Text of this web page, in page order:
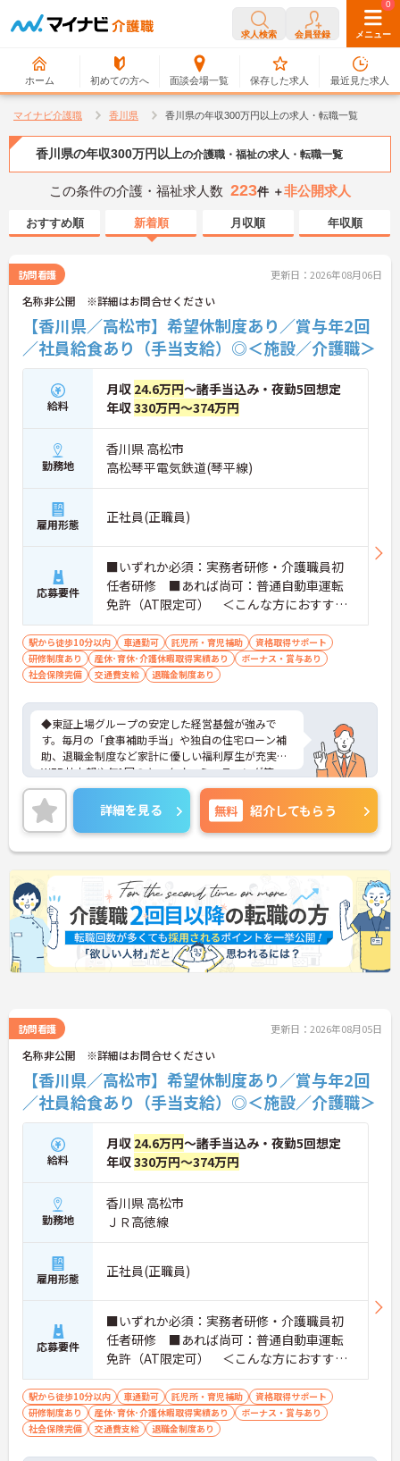
求人検索 会員登録 メニュー
ホーム 初めての方へ 面談会場一覧
0
保存した求人
0
最近見た求人
マイナビ介護職 香川県 香川県の年収300万円以上の求人・転職一覧
香川県の年収300万円以上の介護職・福祉の求人・転職一覧
この条件の介護・福祉求人数 223件 ＋非公開求人
おすすめ順 新着順 月収順 年収順
訪問看護 更新日：2026年08月06日
名称非公開 ※詳細はお問合せください
【香川県／高松市】希望休制度あり／賞与年2回
／社員給食あり（手当支給）◎＜施設／介護職＞
給料
月収 24.6万円～諸手当込み・夜勤5回想定
年収330万円～374万円
勤務地
香川県 高松市
高松琴平電気鉄道(琴平線)
雇用形態 正社員(正職員)
応募要件
■いずれか必須：実務者研修・介護職員初
任者研修 ■あれば尚可：普通自動車運転
免許（AT限定可） ＜こんな方におすすめ
＞ワークライフバランスを大切にしたいと
お考えの方、入居者様それぞれに合わせ
た、温かいケアを提供したい方、これまで
の介護分野でのご経験を有効に活用したい
方
駅から徒歩10分以内 車通勤可 託児所・育児補助
資格取得サポート
研修制度あり
産休･育休･介護休暇取得実績あり
ボーナス・賞与あり
社会保険完備
交通費支給 退職金制度あり
◆東証上場グループの安定した経営基盤が強みで
す。毎月の「食事補助手当」や独自の住宅ローン補
助、退職金制度など家計に優しい福利厚生が充実。
WEB社内報や年1回のキックオフミーティング等、
風通し良く温かいコミュニケーションを育む環境が
整っています。◆若手～中高年まで幅広い年代が活
躍中！短時間正社員制度などライフスタイルに合わ
せた柔軟な働き方が可能です。産休・育休の取得を
推進しており、復帰時には最大10万円支給の独自制
度「育児休業給付金＋（プラス）」をご用意。子育
て世代のキャリアを強力に支援します。◆働きなが
ら成長！資格取得を最大10万円補助 多職種連携で専
門知識が磨けるチームケア実践 頑張りやスキルが給
与・役職にしっかり反映。 明確なキャリアパス制度
が整っている環境で、 目標を持って長く活躍できま
す！
詳細を見る 無料 紹介してもらう
訪問看護 更新日：2026年08月05日
名称非公開 ※詳細はお問合せください
【香川県／高松市】希望休制度あり／賞与年2回
／社員給食あり（手当支給）◎＜施設／介護職＞
給料
月収 24.6万円～諸手当込み・夜勤5回想定
年収330万円～374万円
勤務地
香川県 高松市
ＪＲ高徳線
雇用形態 正社員(正職員)
応募要件
■いずれか必須：実務者研修・介護職員初
任者研修 ■あれば尚可：普通自動車運転
免許（AT限定可） ＜こんな方におすすめ
＞ワークライフバランスを大切にしたいと
お考えの方、入居者様それぞれに合わせ
た、温かいケアを提供したい方、これまで
の介護分野でのご経験を有効に活用したい
方
駅から徒歩10分以内 車通勤可 託児所・育児補助
資格取得サポート
研修制度あり
産休･育休･介護休暇取得実績あり
ボーナス・賞与あり
社会保険完備
交通費支給 退職金制度あり